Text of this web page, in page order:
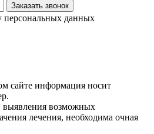
персональных данных
сайте информация носит
выявления возможных
лечения, необходима очная